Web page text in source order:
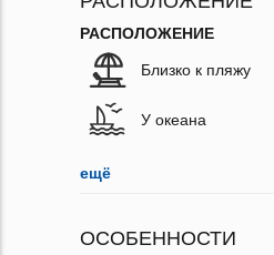
РАСПОЛОЖЕНИЕ
Близко к пляжу
У океана
ещё
ОСОБЕННОСТИ